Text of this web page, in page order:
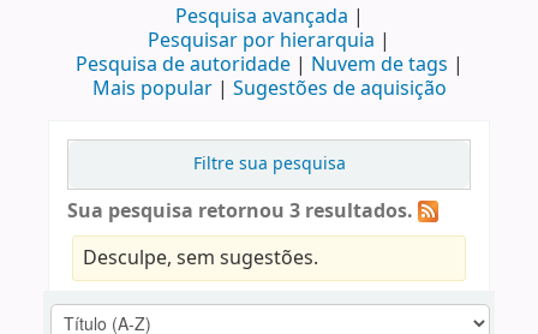
Pesquisa avançada
Pesquisar por hierarquia
Pesquisa de autoridade
Nuvem de tags
Mais popular
Sugestões de aquisição
Filtre sua pesquisa
Sua pesquisa retornou 3 resultados.
Desculpe, sem sugestões.